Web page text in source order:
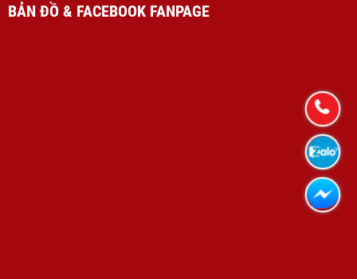
BẢN ĐỒ & FACEBOOK FANPAGE